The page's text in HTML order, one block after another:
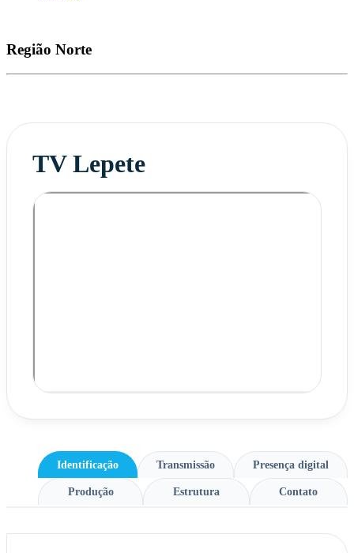
Região Norte
TV Lepete
Identificação Transmissão Presença digital
Produção Estrutura Contato